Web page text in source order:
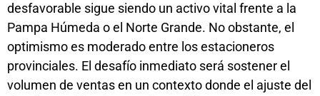
desfavorable sigue siendo un activo vital frente a la
Pampa Húmeda o el Norte Grande. No obstante, el
optimismo es moderado entre los estacioneros
provinciales. El desafío inmediato será sostener el
volumen de ventas en un contexto donde el ajuste del